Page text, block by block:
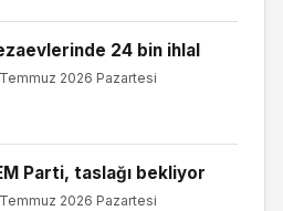
24 bin ihlal
2026 Pazartesi
Parti, taslağı bekliyor
2026 Pazartesi